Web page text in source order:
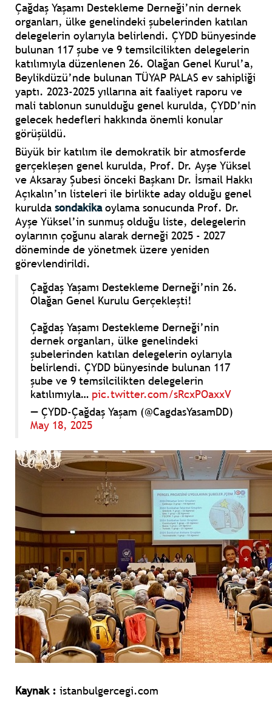
Çağdaş Yaşamı Destekleme Derneği’nin dernek
organları, ülke genelindeki şubelerinden katılan
delegelerin oylarıyla belirlendi. ÇYDD bünyesinde
bulunan 117 şube ve 9 temsilcilikten delegelerin
katılımıyla düzenlenen 26. Olağan Genel Kurul’a,
Beylikdüzü’nde bulunan TÜYAP PALAS ev sahipliği
yaptı. 2023-2025 yıllarına ait faaliyet raporu ve
mali tablonun sunulduğu genel kurulda, ÇYDD’nin
gelecek hedefleri hakkında önemli konular
görüşüldü.
Büyük bir katılım ile demokratik bir atmosferde
gerçekleşen genel kurulda, Prof. Dr. Ayşe Yüksel
ve Aksaray Şubesi önceki Başkanı Dr. İsmail Hakkı
Açıkalın’ın listeleri ile birlikte aday olduğu genel
kurulda sondakikaoylama sonucunda Prof. Dr.
Ayşe Yüksel’in sunmuş olduğu liste, delegelerin
oylarının çoğunu alarak derneği 2025 - 2027
döneminde de yönetmek üzere yeniden
görevlendirildi.
Çağdaş Yaşamı Destekleme Derneği’nin 26.
Olağan Genel Kurulu Gerçekleşti!
Çağdaş Yaşamı Destekleme Derneği’nin
dernek organları, ülke genelindeki
şubelerinden katılan delegelerin oylarıyla
belirlendi. ÇYDD bünyesinde bulunan 117
şube ve 9 temsilcilikten delegelerin
katılımıyla… pic.twitter.com/sRcxPOaxxV
— ÇYDD-Çağdaş Yaşam (@CagdasYasamDD)
May 18, 2025
Kaynak : istanbulgercegi.com